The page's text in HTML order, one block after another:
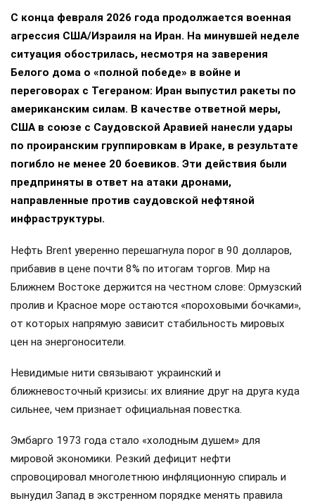
С конца февраля 2026 года продолжается военная
агрессия США/Израиля на Иран. На минувшей неделе
ситуация обострилась, несмотря на заверения
Белого дома о «полной победе» в войне и
переговорах с Тегераном: Иран выпустил ракеты по
американским силам. В качестве ответной меры,
США в союзе с Саудовской Аравией нанесли удары
по проиранским группировкам в Ираке, в результате
погибло не менее 20 боевиков. Эти действия были
предприняты в ответ на атаки дронами,
направленные против саудовской нефтяной
инфраструктуры.
Нефть Brent уверенно перешагнула порог в 90 долларов,
прибавив в цене почти 8% по итогам торгов. Мир на
Ближнем Востоке держится на честном слове: Ормузский
пролив и Красное море остаются «пороховыми бочками»,
от которых напрямую зависит стабильность мировых
цен на энергоносители.
Невидимые нити связывают украинский и
ближневосточный кризисы: их влияние друг на друга куда
сильнее, чем признает официальная повестка.
Эмбарго 1973 года стало «холодным душем» для
мировой экономики. Резкий дефицит нефти
спровоцировал многолетнюю инфляционную спираль и
вынудил Запад в экстренном порядке менять правила